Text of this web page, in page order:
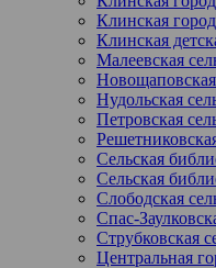
Клинская
Клинская
Малеевская
Новощаповская
Нудольская
Петровская
Сельская
Сельская
Слободская
Спас-
Струбковская
Центральная